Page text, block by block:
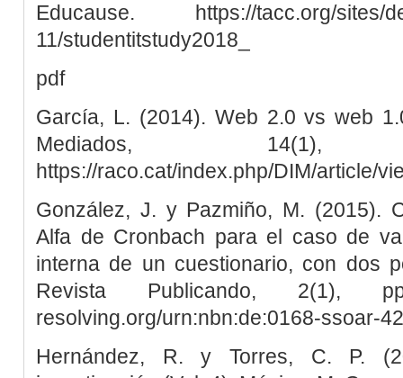
Educause. https://tacc.org/sites/
11/studentitstudy2018_
pdf
García, L. (2014). Web 2.0 vs web
Mediados,
https://raco.cat/index.php/DIM/article/
González, J. y Pazmiño, M. (2015).
Alfa de Cronbach para el caso de
interna de un cuestionario, con dos
Revista Publicando, 2(1),
resolving.org/urn:nbn:de:0168-ssoar-
Hernández, R. y Torres, C. P.